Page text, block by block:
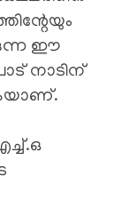
ഈ
നാടിന്